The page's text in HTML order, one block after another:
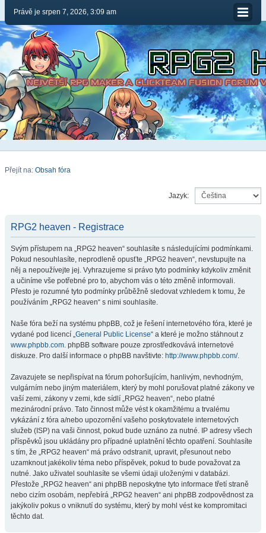
Právě je srpen 7, 2026, 3:09 am
Přejít na: Obsah fóra
Jazyk:
RPG2 heaven - Registrace
Svým přístupem na „RPG2 heaven“ souhlasíte s následujícími podmínkami.
Pokud nesouhlasíte, neprodleně opusťte „RPG2 heaven“, nevstupujte na
něj a nepoužívejte jej. Vyhrazujeme si právo tyto podmínky kdykoliv změnit
a učiníme vše potřebné pro to, abychom vás o této změně informovali.
Přesto je rozumné tyto podmínky průběžně sledovat vzhledem k tomu, že
používáním „RPG2 heaven“ s nimi souhlasíte.
Naše fóra beží na systému phpBB, což je řešení internetového fóra, které je
vydané pod licencí „General Public License“ a které je možno stáhnout z
www.phpbb.com. phpBB software pouze zprostředkovává internetové
diskuze. Pro další informace o phpBB navštivte: http://www.phpbb.com/.
Zavazujete se nepřispívat na fórum pohoršujícím, hanlivým, nevhodným,
vulgárním nebo jiným materiálem, který by mohl porušovat platné zákony ve
vaší zemi, zákony v zemi, kde sídlí „RPG2 heaven“, nebo platné
mezinárodní právo. Tato činnost může vést k okamžitému a trvalému
vykázání z fóra a/nebo upozornění vašeho poskytovatele internetových
služeb (ISP) na vaši činnost, pokud bude uznáno za nutné. IP adresy všech
příspěvků jsou ukládány pro případné uplatnění těchto opatření. Souhlasíte
s tím, že „RPG2 heaven“ má právo odstranit, upravit, přesunout nebo
uzamknout jakékoliv téma nebo příspěvek, pokud to bude považovat za
nutné. Jako uživatel souhlasíte se všemi údaji uloženými v databázi.
Přestože „RPG2 heaven“ ani phpBB neposkytne tyto informace třetí straně
nebo cizím osobám, nepřebírá „RPG2 heaven“ ani phpBB zodpovědnost za
jakýkoliv pokus o vniknutí do systému, který by mohl vést ke kompromitaci
těchto dat.